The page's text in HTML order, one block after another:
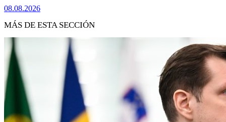
08.08.2026
MÁS DE ESTA SECCIÓN